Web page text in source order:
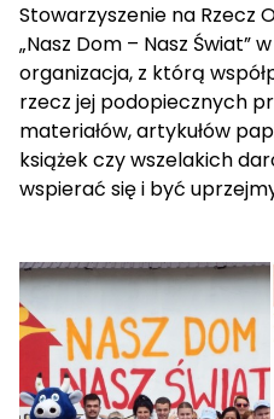
Stowarzyszenie na Rzecz
„Nasz Dom – Nasz Świat”
organizacja, z którą
rzecz jej podopiecznych
materiałów, artykułów
książek czy wszelakich
wspierać się i być